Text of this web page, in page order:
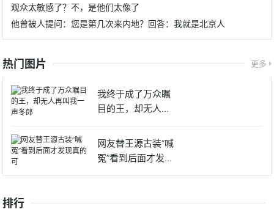
观众太敏感了？不，是他们太像了
他曾被人提问：您是第几次来内地？回答：我就是北京人
热门图片 更多
我终于成了万众瞩
目的王，却无人再
网友替王源古装“喊
冤”看到后面才发现
真的
排行